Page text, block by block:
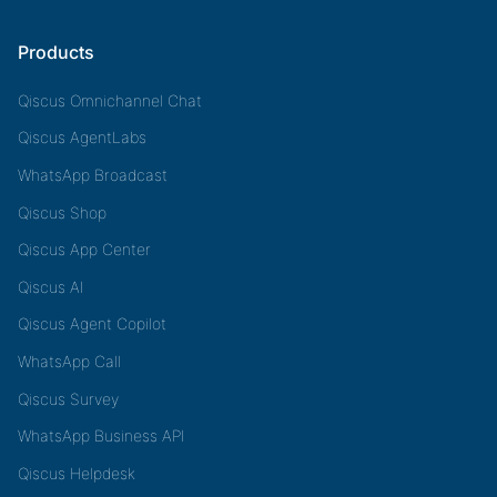
Products
Qiscus Omnichannel Chat
Qiscus AgentLabs
WhatsApp Broadcast
Qiscus Shop
Qiscus App Center
Qiscus AI
Qiscus Agent Copilot
WhatsApp Call
Qiscus Survey
WhatsApp Business API
Qiscus Helpdesk